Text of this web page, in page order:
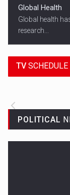
Global Health
Global health
research...
TV SCHEDULE
18:45
ALL THE
POLITICAL